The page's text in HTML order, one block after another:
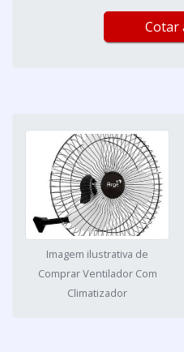
Cotar
Imagem ilustrativa de
Comprar Ventilador Com
Climatizador